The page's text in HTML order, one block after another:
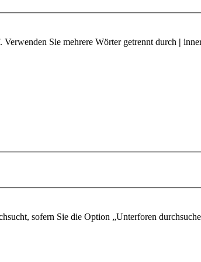
Sie mehrere Wörter getrennt durch |
sofern Sie die Option „Unterforen